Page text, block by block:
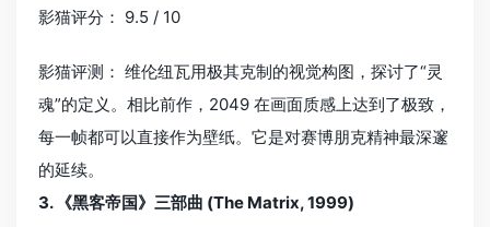
影猫评分： 9.5 / 10
影猫评测： 维伦纽瓦用极其克制的视觉构图，探讨了“灵
魂”的定义。相比前作，2049 在画面质感上达到了极致，
每一帧都可以直接作为壁纸。它是对赛博朋克精神最深邃
的延续。
3. 《黑客帝国》三部曲 (The Matrix, 1999)